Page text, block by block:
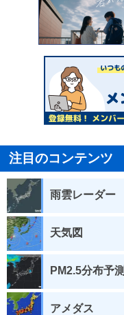
注目のコンテンツ
雨雲レーダー
天気図
PM2.5分布予測
アメダス